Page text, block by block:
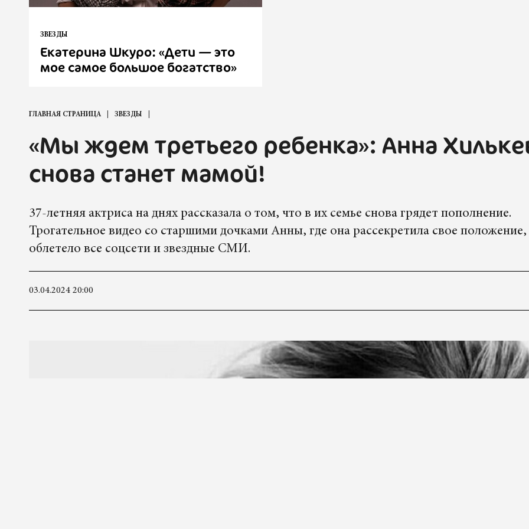
ЗВЕЗДЫ
Екатерина Шкуро: «Дети — это
мое самое большое богатство»
ГЛАВНАЯ СТРАНИЦА ЗВЕЗДЫ
«Мы ждем третьего ребенка»: Анна
снова станет мамой!
37-летняя актриса на днях рассказала о том, что в их семье снова грядет пополнение.
Трогательное видео со старшими дочками Анны, где она рассекретила свое положение,
облетело все соцсети и звездные СМИ.
03.04.2024 20:00